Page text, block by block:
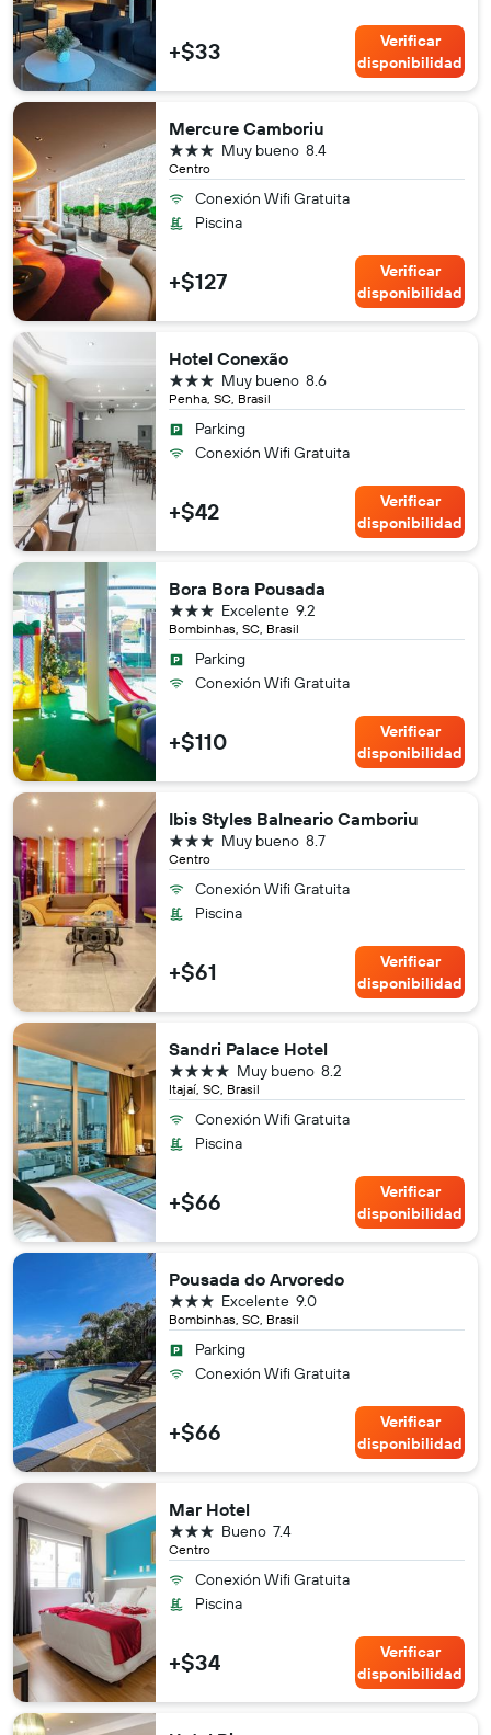
+$33
Verificar
disponibilidad
Mercure Camboriu
Centro
8.4
Muy bueno
3 estrellas
Conexión Wifi Gratuita
Piscina
+$127
Verificar
disponibilidad
Hotel Conexão
Penha, SC, Brasil
8.6
Muy bueno
3 estrellas
Parking
Conexión Wifi Gratuita
+$42
Verificar
disponibilidad
Bora Bora Pousada
Bombinhas, SC, Brasil
9.2
Excelente
3 estrellas
Parking
Conexión Wifi Gratuita
+$110
Verificar
disponibilidad
Ibis Styles Balneario Camboriu
Centro
8.7
Muy bueno
3 estrellas
Conexión Wifi Gratuita
Piscina
+$61
Verificar
disponibilidad
Sandri Palace Hotel
Itajaí, SC, Brasil
8.2
Muy bueno
4 estrellas
Conexión Wifi Gratuita
Piscina
+$66
Verificar
disponibilidad
Pousada do Arvoredo
Bombinhas, SC, Brasil
9.0
Excelente
3 estrellas
Parking
Conexión Wifi Gratuita
+$66
Verificar
disponibilidad
Mar Hotel
Centro
7.4
Bueno
3 estrellas
Conexión Wifi Gratuita
Piscina
+$34
Verificar
disponibilidad